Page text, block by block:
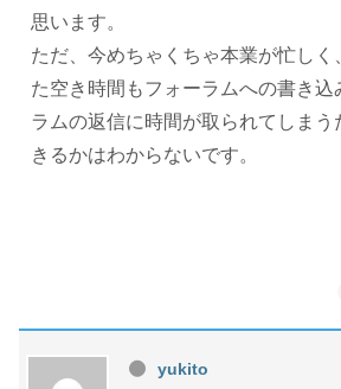
思います。
ただ、今めちゃくちゃ本業が忙しく
た空き時間もフォーラムへの書き込
ラムの返信に時間が取られてしまう
きるかはわからないです。
yukito